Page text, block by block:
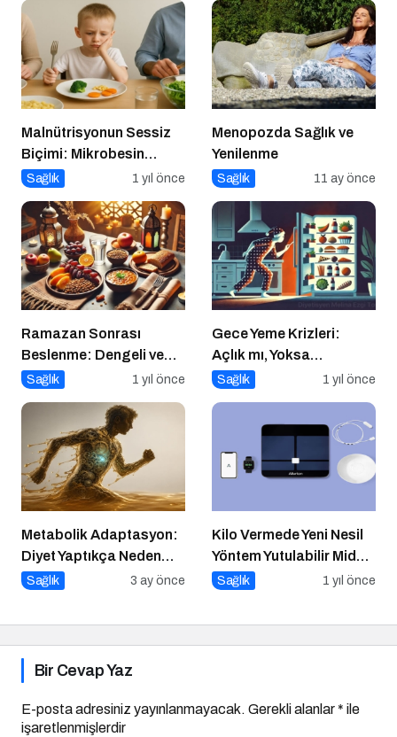
Malnütrisyonun Sessiz
Biçimi: Mikrobesin
Eksikliklerinin
Etkisi
Sağlık 1 yıl önce
Menopozda Sağlık ve
Yenilenme
Sağlık 11 ay önce
Ramazan Sonrası
Beslenme: Dengeli ve
Sağlıklı Bir Geçiş İçin
Sağlık 1 yıl önce
Gece Yeme Krizleri:
Açlık mı, Yoksa
Duygusal İhtiyaçlar mı?
Sağlık 1 yıl önce
Metabolik Adaptasyon:
Diyet Yaptıkça Neden
Kilo Vermek Zorlaşır?
Sağlık 3 ay önce
Kilo Vermede Yeni Nesil
Yöntem Yutulabilir Mide
Balonu ile Ameliyatsız
Sağlık 1 yıl önce
Bir Cevap Yaz
E-posta adresiniz yayınlanmayacak. Gerekli alanlar* ile
işaretlenmişlerdir